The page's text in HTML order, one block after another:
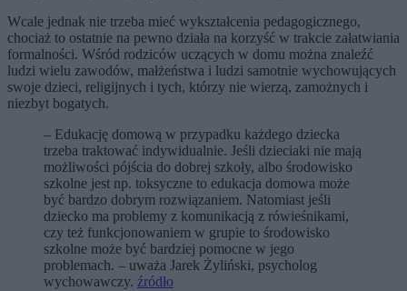
Wcale jednak nie trzeba mieć wykształcenia pedagogicznego,
chociaż to ostatnie na pewno działa na korzyść w trakcie załatwiania
formalności. Wśród rodziców uczących w domu można znaleźć
ludzi wielu zawodów, małżeństwa i ludzi samotnie wychowujących
swoje dzieci, religijnych i tych, którzy nie wierzą, zamożnych i
niezbyt bogatych.
– Edukację domową w przypadku każdego dziecka
trzeba traktować indywidualnie. Jeśli dzieciaki nie mają
możliwości pójścia do dobrej szkoły, albo środowisko
szkolne jest np. toksyczne to edukacja domowa może
być bardzo dobrym rozwiązaniem. Natomiast jeśli
dziecko ma problemy z komunikacją z rówieśnikami,
czy też funkcjonowaniem w grupie to środowisko
szkolne może być bardziej pomocne w jego
problemach. – uważa Jarek Żyliński, psycholog
wychowawczy. źródło